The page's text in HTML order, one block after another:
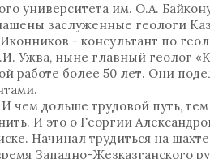
университета им. О.А.
заслуженные геологи
- консультант по
Ужва, ныне главный геолог
работе более 50 лет. Они
чем дольше трудовой путь,
И это о Георгии
Начинал трудиться на
Западно-Жезказганского